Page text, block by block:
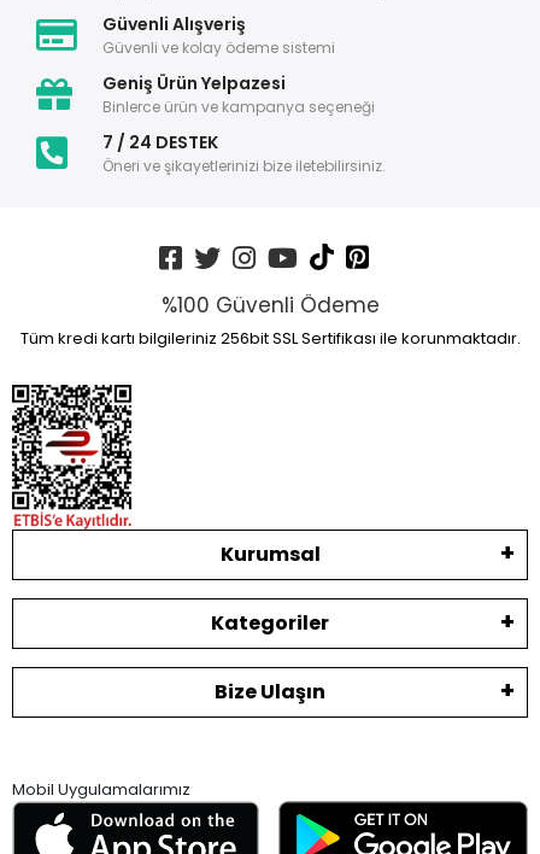
Güvenli Alışveriş
Güvenli ve kolay ödeme sistemi
Geniş Ürün Yelpazesi
Binlerce ürün ve kampanya seçeneği
7 / 24 DESTEK
Öneri ve şikayetlerinizi bize iletebilirsiniz.
%100 Güvenli Ödeme
Tüm kredi kartı bilgileriniz 256bit SSL Sertifikası ile korunmaktadır.
Kurumsal
Kategoriler
Bize Ulaşın
Mobil Uygulamalarımız